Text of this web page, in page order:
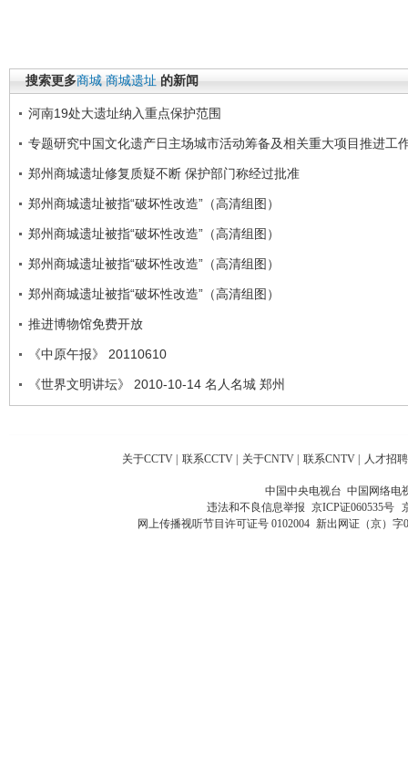
搜索更多商城 商城遗址 的新闻
河南19处大遗址纳入重点保护范围
专题研究中国文化遗产日主场城市活动筹备及相关重大项目推进工
郑州商城遗址修复质疑不断 保护部门称经过批准
郑州商城遗址被指“破坏性改造”（高清组图）
郑州商城遗址被指“破坏性改造”（高清组图）
郑州商城遗址被指“破坏性改造”（高清组图）
郑州商城遗址被指“破坏性改造”（高清组图）
推进博物馆免费开放
《中原午报》 20110610
《世界文明讲坛》 2010-10-14 名人名城 郑州
关于CCTV | 联系CCTV | 关于CNTV | 联系CNTV | 人才招聘
中国中央电视台 中国网络电
违法和不良信息举报 京ICP证060535号
网上传播视听节目许可证号 0102004 新出网证（京）